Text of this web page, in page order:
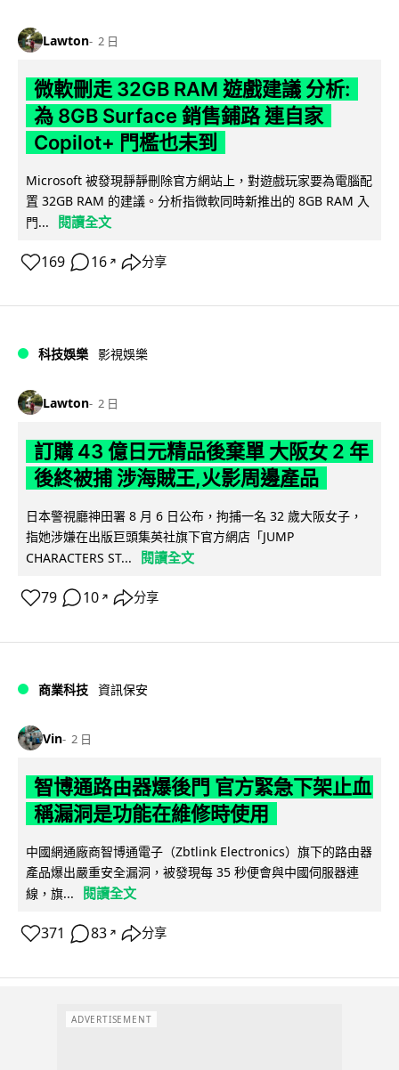
Lawton 2 日
微軟刪走 32GB RAM 遊戲建議 分析:
為 8GB Surface 銷售鋪路 連自家
Copilot+ 門檻也未到
Microsoft 被發現靜靜刪除官方網站上，對遊戲玩家要為電腦配
置 32GB RAM 的建議。分析指微軟同時新推出的 8GB RAM 入
門...
閱讀全文
169 16 ↗ 分享
科技娛樂 影視娛樂
Lawton 2 日
訂購 43 億日元精品後棄單 大阪女 2 年
後終被捕 涉海賊王,火影周邊產品
日本警視廳神田署 8 月 6 日公布，拘捕一名 32 歲大阪女子，
指她涉嫌在出版巨頭集英社旗下官方網店「JUMP
CHARACTERS ST...
閱讀全文
79 10 ↗ 分享
商業科技 資訊保安
Vin 2 日
智博通路由器爆後門 官方緊急下架止血
稱漏洞是功能在維修時使用
中國網通廠商智博通電子（Zbtlink Electronics）旗下的路由器
產品爆出嚴重安全漏洞，被發現每 35 秒便會與中國伺服器連
線，旗...
閱讀全文
371 83 ↗ 分享
ADVERTISEMENT